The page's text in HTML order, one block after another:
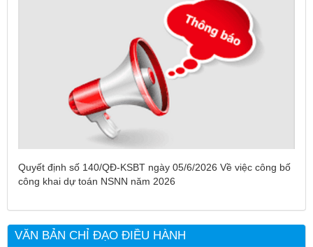
Quyết định số 140/QĐ-KSBT ngày 05/6/2026 Về việc công bố
công khai dự toán NSNN năm 2026
VĂN BẢN CHỈ ĐẠO ĐIỀU HÀNH
(DANH SÁCH CÁC ĐỊA PHƯƠNG ĐANG THỰC HIỆN
CÁCH LY XÃ HỘI VÀ GIÃN CÁCH XÃ HỘI TÍNH ĐẾN 17H
Ngày ban hành: (26/07/2021) - Ngày hiệu lực: (26/07/2021)
Ngày ban hành: (19/07/2021) -Ngày hiệu lực: (19/07/2021)